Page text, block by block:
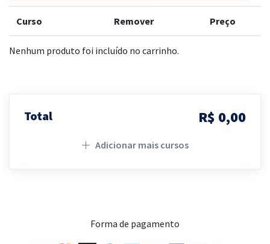
Curso Remover Preço
Nenhum produto foi incluído no carrinho.
Total R$ 0,00
Adicionar mais cursos
Forma de pagamento